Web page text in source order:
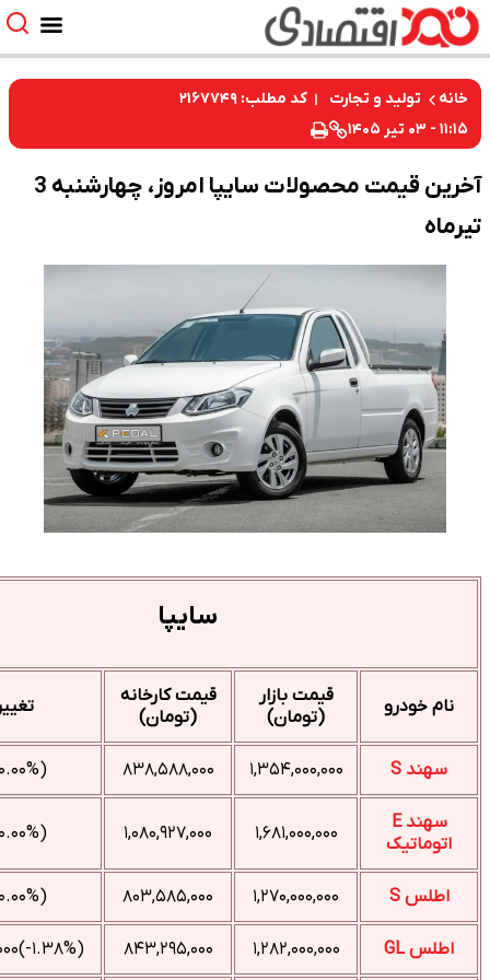
تجارت کد مطلب: ۲۱۶۷۷۴۹
آخرین قیمت محصولات سایپا امروز، چهارشنبه 3
قیمت بازار
(تومان)
قیمت کارخانه
(تومان)
تغییر
۱,۳۵۴,۰۰۰,۰۰۰ ۸۳۸,۵۸۸,۰۰۰ (۰.۰۰%)۰
۱,۶۸۱,۰۰۰,۰۰۰ ۱,۰۸۰,۹۲۷,۰۰۰ (۰.۰۰%)۰
۱,۲۷۰,۰۰۰,۰۰۰ ۸۰۳,۵۸۵,۰۰۰ (۰.۰۰%)۰
۱,۲۸۲,۰۰۰,۰۰۰ ۸۴۳,۲۹۵,۰۰۰ (‎-۱.۳۸%‌)‎-۱۸,۰۰۰,۰۰۰‌